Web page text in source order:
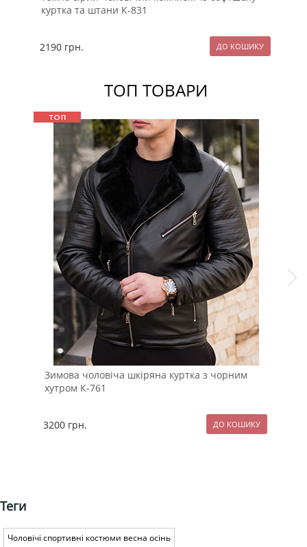
куртка та штани К-831
2190 грн.
ТОП ТОВАРИ
Зимова чоловіча шкіряна куртка з чорним
хутром К-761
3200 грн.
Теги
Чоловічі спортивні костюми весна осінь